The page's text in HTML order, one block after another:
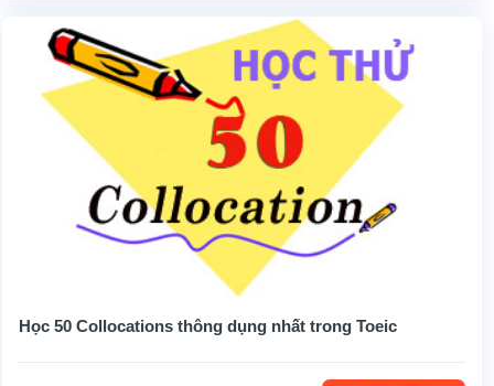
Học 50 Collocations thông dụng nhất trong Toeic